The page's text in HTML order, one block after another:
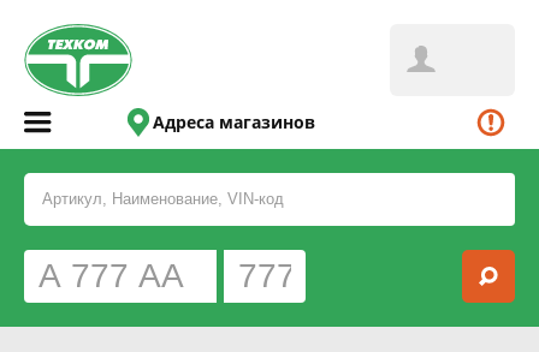
Адреса магазинов